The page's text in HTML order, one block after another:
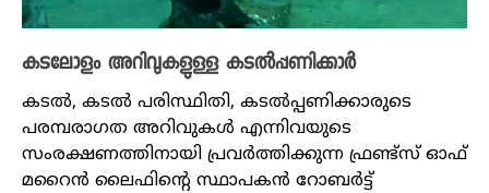
കടലോളം അറിവുകളുള്ള കടൽപ്പണിക്കാർ
കടൽ, കടൽ പരിസ്ഥിതി, കടൽപ്പണിക്കാരുടെ
പരമ്പരാ​ഗത അറിവുകൾ എന്നിവയുടെ
സംരക്ഷണത്തിനായി പ്രവർത്തിക്കുന്ന ഫ്രണ്ട്സ് ഓഫ്
മറൈൻ ലൈഫിന്റെ സ്ഥാപകൻ റോബർട്ട്